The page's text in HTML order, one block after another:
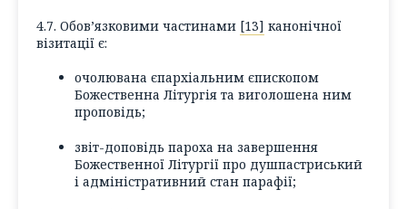
4.7. Обов’язковими частинами [13] канонічної
візитації є:
очолювана єпархіальним єпископом
Божественна Літургія та виголошена ним
проповідь;
звіт-доповідь пароха на завершення
Божественної Літургії про душпастриський
і адміністративний стан парафії;